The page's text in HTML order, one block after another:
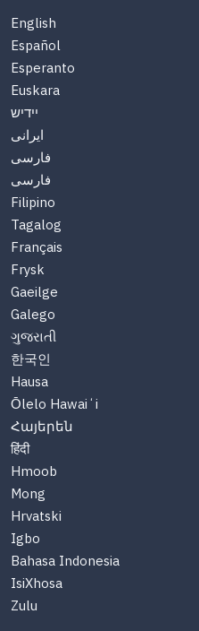
English
Español
Esperanto
Euskara
יידיש
ایرانی
فارسی
فارسی
Filipino
Tagalog
Français
Frysk
Gaeilge
Galego
ગુજરાતી
한국인
Hausa
Ōlelo Hawaiʻi
Հայերեն
हिंदी
Hmoob
Mong
Hrvatski
Igbo
Bahasa Indonesia
IsiXhosa
Zulu